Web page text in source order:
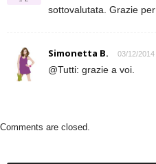
sottovalutata. Grazie
Simonetta B. 03/12/2014
@Tutti: grazie a voi.
Comments are closed.